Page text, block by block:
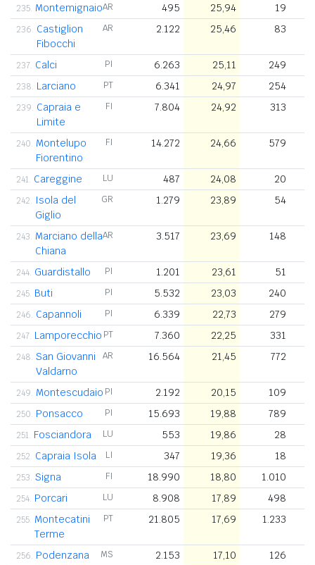
235. MontemignaioAR 495 25,94 19
236. Castiglion
Fibocchi
AR 2.122 25,46 83
237. Calci PI 6.263 25,11 249
238. Larciano PT 6.341 24,97 254
239. Capraia e
Limite
FI 7.804 24,92 313
240. Montelupo
Fiorentino
FI 14.272 24,66 579
241. Careggine LU 487 24,08 20
242. Isola del
Giglio
GR 1.279 23,89 54
243. Marciano della
Chiana
AR 3.517 23,69 148
244. Guardistallo PI 1.201 23,61 51
245. Buti PI 5.532 23,03 240
246. Capannoli PI 6.339 22,73 279
247. Lamporecchio PT 7.360 22,25 331
248. San Giovanni
Valdarno
AR 16.564 21,45 772
249. Montescudaio PI 2.192 20,15 109
250. Ponsacco PI 15.693 19,88 789
251. Fosciandora LU 553 19,86 28
252. Capraia Isola LI 347 19,36 18
253. Signa FI 18.990 18,80 1.010
254. Porcari LU 8.908 17,89 498
255. Montecatini
Terme
PT 21.805 17,69 1.233
256. Podenzana MS 2.153 17,10 126